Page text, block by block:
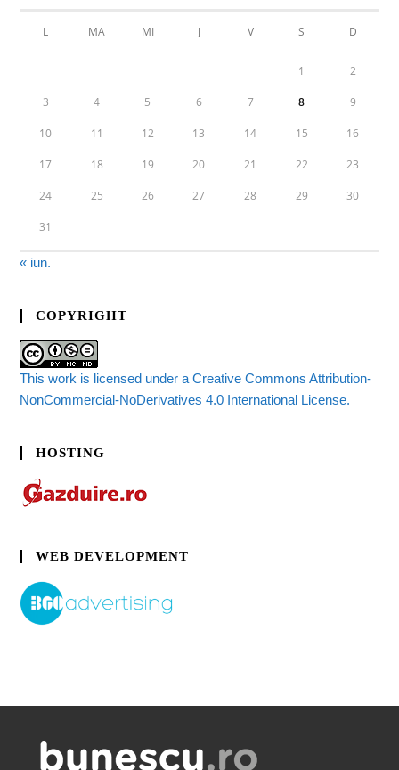
L MA MI J V S D
1 2
3 4 5 6 7 8 9
10 11 12 13 14 15 16
17 18 19 20 21 22 23
24 25 26 27 28 29 30
31
« iun.
COPYRIGHT
This work is licensed under a Creative Commons Attribution-
NonCommercial-NoDerivatives 4.0 International License.
HOSTING
WEB DEVELOPMENT